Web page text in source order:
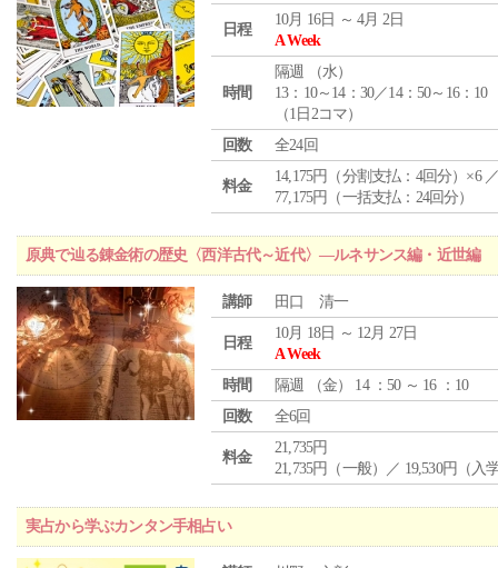
日程
10月 16日 ～ 4月 2日
A Week
時間
隔週 （水）
13：10～14：30／14：50～16：10
（1日2コマ）
回数
全24回
料金
14,175円（分割支払：4回分）×6
77,175円（一括支払：24回分）
原典で辿る錬金術の歴史〈西洋古代～近代〉―ルネサンス編・近世編
講師 田口 清一
日程
10月 18日 ～ 12月 27日
A Week
時間
隔週 （金） 14 ：50 ～ 16 ：10
回数
全6回
料金
21,735円
21,735円（一般）／ 19,530円（入
実占から学ぶカンタン手相占い